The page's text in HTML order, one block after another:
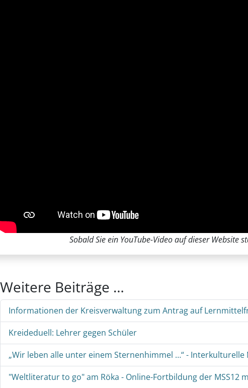
Sobald Sie ein YouTube-Video auf dieser Website
Weitere Beiträge …
Informationen der Kreisverwaltung zum Antrag auf
Kreideduell: Lehrer gegen Schüler
„Wir leben alle unter einem Sternenhimmel …“ - Interkulturelle
"Weltliteratur to go" am Röka - Online-Fortbildung der MSS12